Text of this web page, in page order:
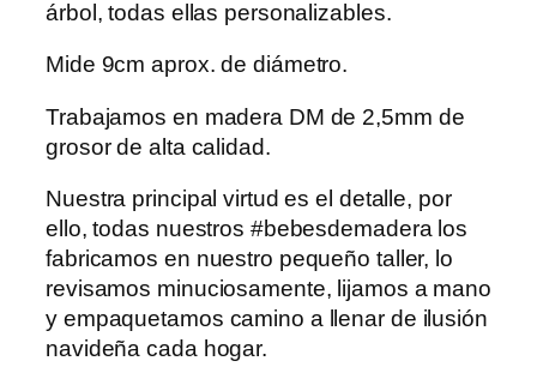
árbol, todas ellas personalizables.
Mide 9cm aprox. de diámetro.
Trabajamos en madera DM de 2,5mm de
grosor de alta calidad.
Nuestra principal virtud es el detalle, por
ello, todas nuestros #bebesdemadera los
fabricamos en nuestro pequeño taller, lo
revisamos minuciosamente, lijamos a mano
y empaquetamos camino a llenar de ilusión
navideña cada hogar.